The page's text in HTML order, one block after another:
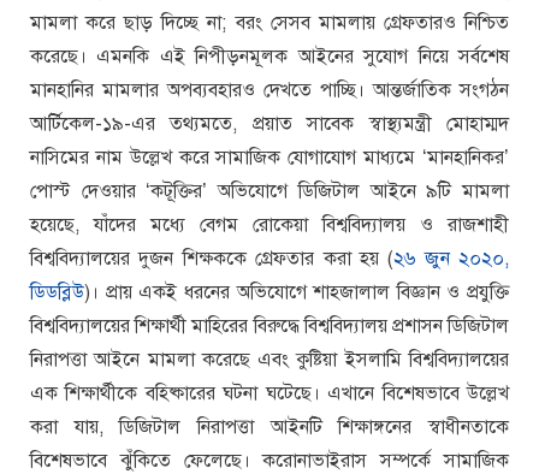
মামলা করে ছাড় দিচ্ছে না; বরং সেসব মামলায় গ্রেফতারও নিশ্চিত
করেছে। এমনকি এই নিপীড়নমূলক আইনের সুযোগ নিয়ে সর্বশেষ
মানহানির মামলার অপব্যবহারও দেখতে পাচ্ছি। আন্তর্জাতিক সংগঠন
আর্টিকেল-১৯-এর তথ্যমতে, প্রয়াত সাবেক স্বাস্থ্যমন্ত্রী মোহাম্মদ
নাসিমের নাম উল্লেখ করে সামাজিক যোগাযোগ মাধ্যমে ‘মানহানিকর’
পোস্ট দেওয়ার ‘কটূক্তির’ অভিযোগে ডিজিটাল আইনে ৯টি মামলা
হয়েছে, যাঁদের মধ্যে বেগম রোকেয়া বিশ্ববিদ্যালয় ও রাজশাহী
বিশ্ববিদ্যালয়ের দুজন শিক্ষককে গ্রেফতার করা হয় (২৬ জুন ২০২০,
ডিডব্লিউ)। প্রায় একই ধরনের অভিযোগে শাহজালাল বিজ্ঞান ও প্রযুক্তি
বিশ্ববিদ্যালয়ের শিক্ষার্থী মাহিরের বিরুদ্ধে বিশ্ববিদ্যালয় প্রশাসন ডিজিটাল
নিরাপত্তা আইনে মামলা করেছে এবং কুষ্টিয়া ইসলামি বিশ্ববিদ্যালয়ের
এক শিক্ষার্থীকে বহিষ্কারের ঘটনা ঘটেছে। এখানে বিশেষভাবে উল্লেখ
করা যায়, ডিজিটাল নিরাপত্তা আইনটি শিক্ষাঙ্গনের স্বাধীনতাকে
বিশেষভাবে ঝুঁকিতে ফেলেছে। করোনাভাইরাস সম্পর্কে সামাজিক